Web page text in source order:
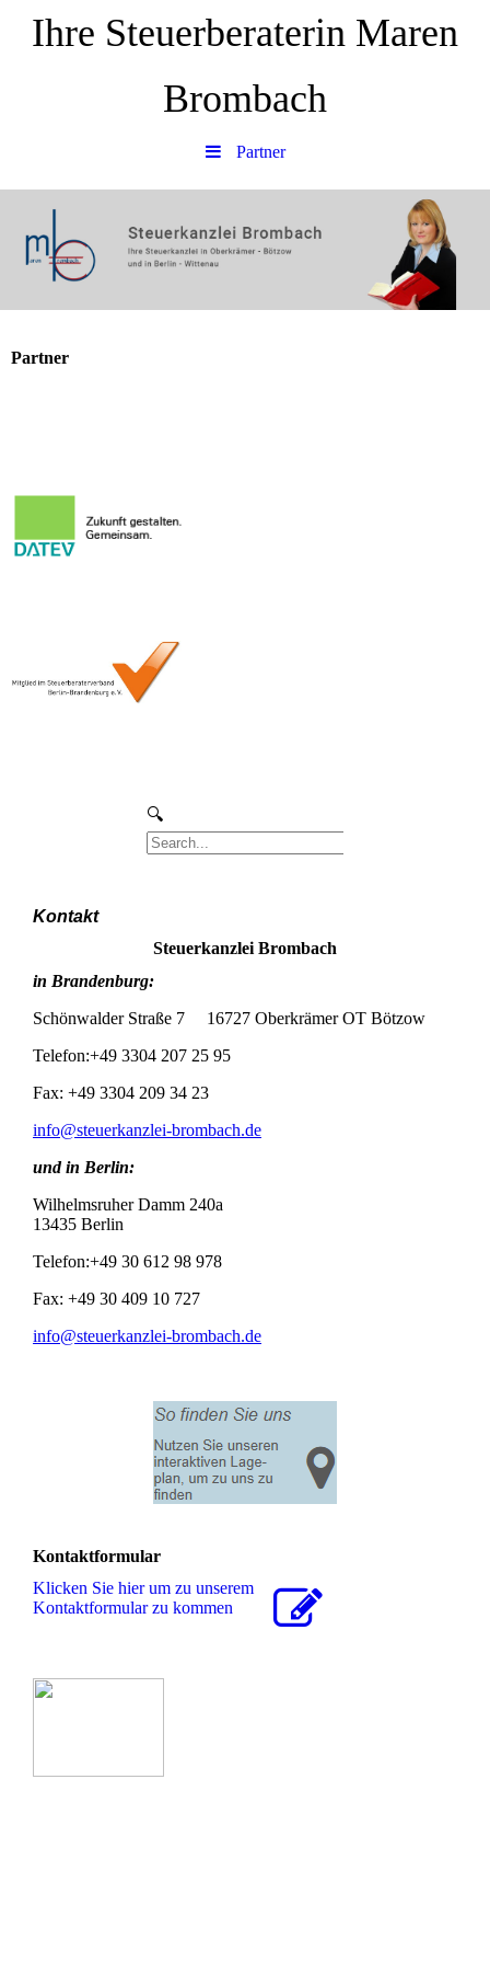
Ihre Steuerberaterin Maren
Brombach
Partner
Partner
Kontakt
Steuerkanzlei Brombach
in Brandenburg:
Schönwalder Straße 7 16727 Oberkrämer OT Bötzow
Telefon:+49 3304 207 25 95
Fax: +49 3304 209 34 23
info@steuerkanzlei-brombach.de
und in Berlin:
Wilhelmsruher Damm 240a
13435 Berlin
Telefon:+49 30 612 98 978
Fax: +49 30 409 10 727
info@steuerkanzlei-brombach.de
Kontaktformular
Klicken Sie hier um zu unserem
Kon­takt­for­mu­lar zu kommen